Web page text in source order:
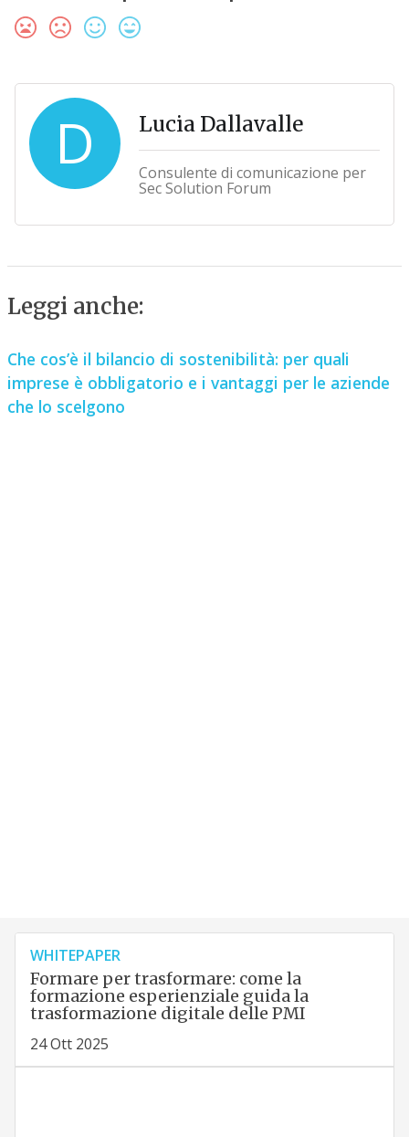
D Lucia Dallavalle
Consulente di comunicazione per
Sec Solution Forum
Leggi anche:
Che cos’è il bilancio di sostenibilità: per quali
imprese è obbligatorio e i vantaggi per le aziende
che lo scelgono
WHITEPAPER
Formare per trasformare: come la
formazione esperienziale guida la
trasformazione digitale delle PMI
24 Ott 2025